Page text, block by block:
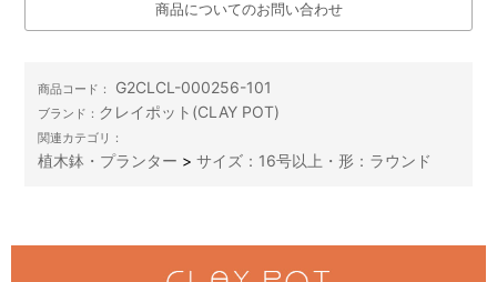
商品についてのお問い合わせ
商品コード： G2CLCL-000256-101
ブランド： クレイポット(CLAY POT)
関連カテゴリ：
植木鉢・プランター >サイズ：16号以上・形：ラウンド